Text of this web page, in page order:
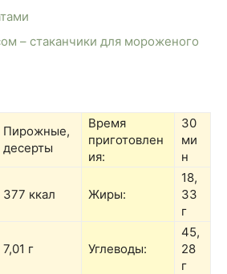
– стаканчики для мороженого
Пирожные,
десерты
Время
приготовлен
ия:
30
ми
н
377 ккал Жиры:
18,
33
г
7,01 г Углеводы:
45,
28
г